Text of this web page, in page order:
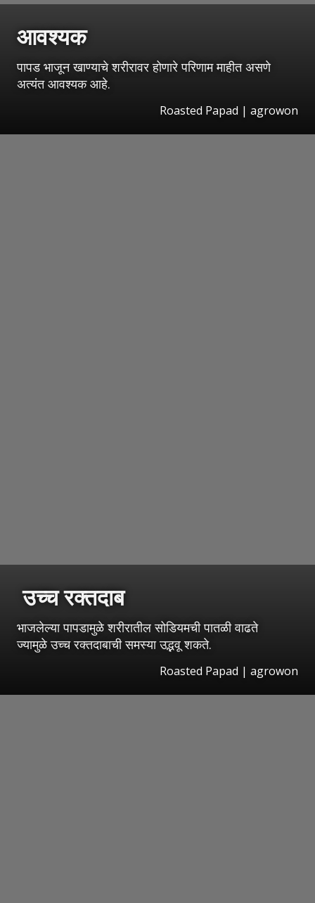
आवश्यक
पापड भाजून खाण्याचे शरीरावर होणारे परिणाम माहीत असणे
अत्यंत आवश्यक आहे.
Roasted Papad | agrowon
उच्चरक्तदाब
भाजलेल्या पापडामुळे शरीरातील सोडियमची पातळी वाढते
ज्यामुळे उच्च रक्तदाबाची समस्या उद्भवू शकते.
Roasted Papad | agrowon